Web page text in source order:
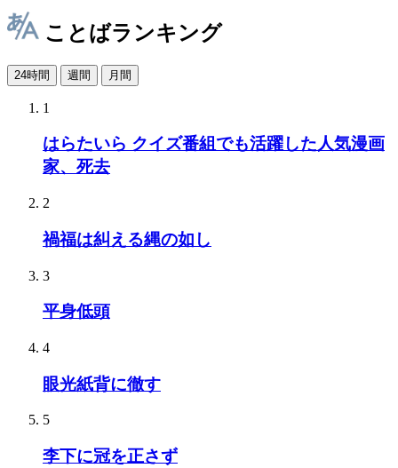
ことばランキング
24時間 週間 月間
1
はらたいら クイズ番組でも活躍した人気漫画
家、死去
2
禍福は糾える縄の如し
3
平身低頭
4
眼光紙背に徹す
5
李下に冠を正さず